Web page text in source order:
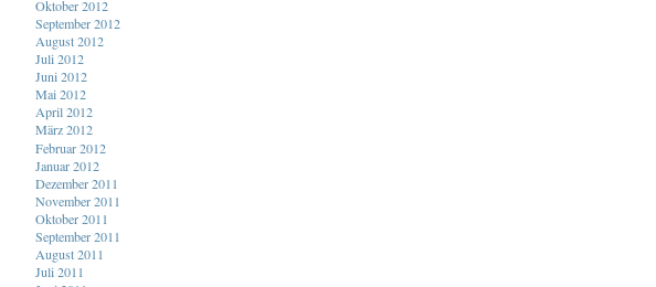
Oktober 2012
September 2012
August 2012
Juli 2012
Juni 2012
Mai 2012
April 2012
März 2012
Februar 2012
Januar 2012
Dezember 2011
November 2011
Oktober 2011
September 2011
August 2011
Juli 2011